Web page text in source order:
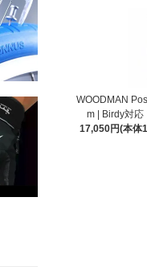
WOODMAN
m | Birdy対応
17,050円(本体